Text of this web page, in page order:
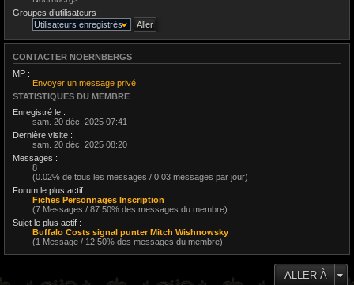
Groupes d’utilisateurs :
CONTACTER NOERNBERGS
MP :
Envoyer un message privé
STATISTIQUES DU MEMBRE
Enregistré le :
sam. 20 déc. 2025 07:41
Dernière visite :
sam. 20 déc. 2025 08:20
Messages :
8
(0.02% de tous les messages / 0.03 messages par jour)
Forum le plus actif :
Fiches Personnages Inscription
(7 Messages / 87.50% des messages du membre)
Sujet le plus actif :
Buffalo Costs signal punter Mitch Wishnowsky
(1 Message / 12.50% des messages du membre)
ALLER À